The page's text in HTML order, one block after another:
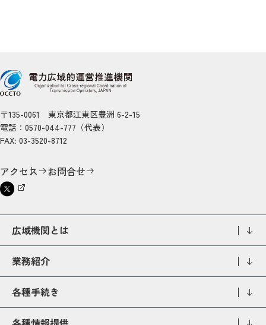
〒135-0061 東京都江東区豊洲 6-2-15
電話：0570-044-777（代表）
FAX: 03-3520-8712
アクセス お問合せ
広域機関とは
業務紹介
各種手続き